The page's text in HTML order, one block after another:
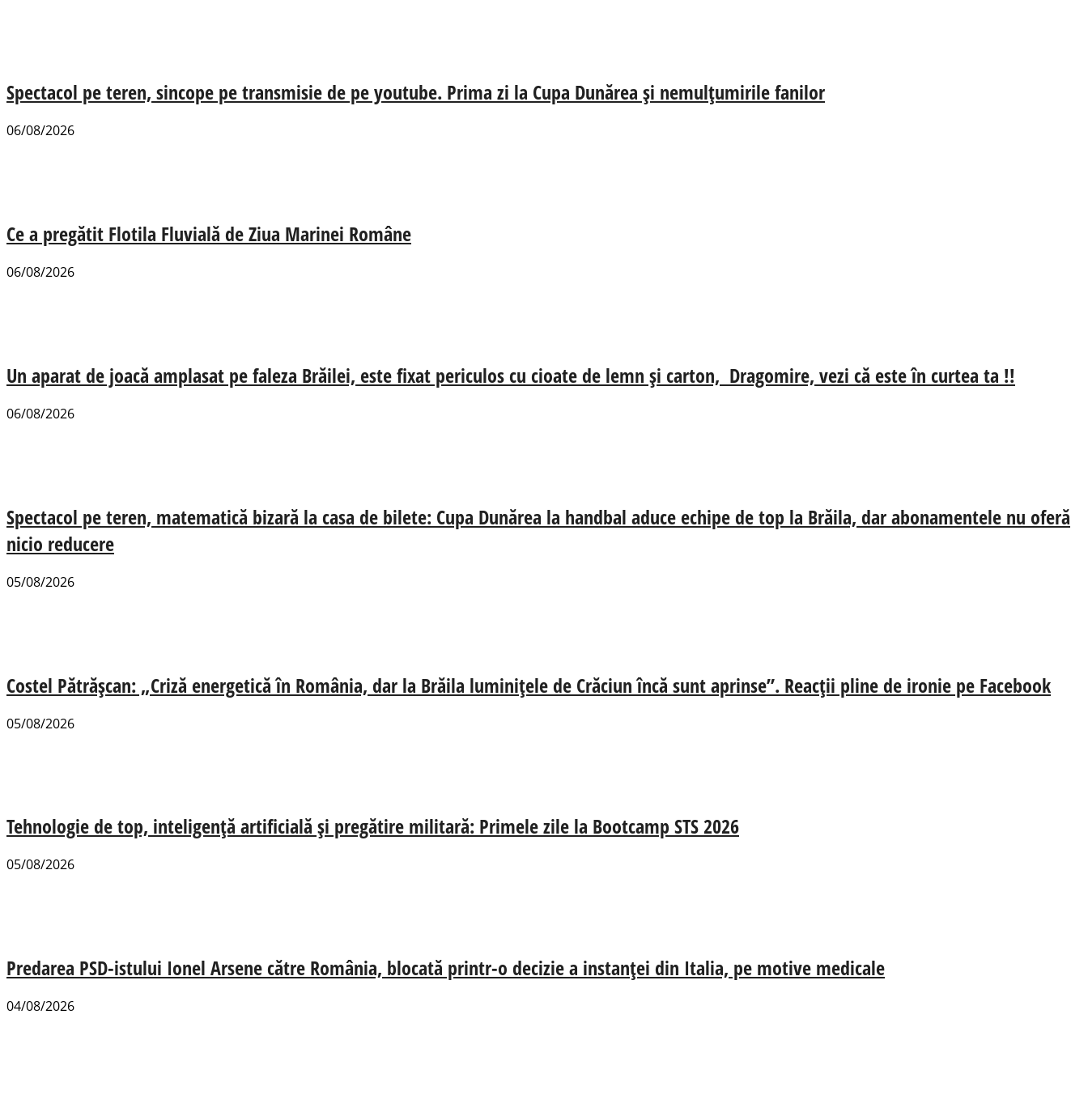
Spectacol pe teren, sincope pe transmisie de pe youtube. Prima zi la Cupa Dunărea și nemulțumirile fanilor
06/08/2026
Ce a pregătit Flotila Fluvială de Ziua Marinei Române
06/08/2026
Un aparat de joacă amplasat pe faleza Brăilei, este fixat periculos cu cioate de lemn și carton, Dragomire, vezi că este în curtea ta !!
06/08/2026
Spectacol pe teren, matematică bizară la casa de bilete: Cupa Dunărea la handbal aduce echipe de top la Brăila, dar abonamentele nu oferă
nicio reducere
05/08/2026
Costel Pătrășcan: „Criză energetică în România, dar la Brăila luminițele de Crăciun încă sunt aprinse”. Reacții pline de ironie pe Facebook
05/08/2026
Tehnologie de top, inteligență artificială și pregătire militară: Primele zile la Bootcamp STS 2026
05/08/2026
Predarea PSD-istului Ionel Arsene către România, blocată printr-o decizie a instanței din Italia, pe motive medicale
04/08/2026